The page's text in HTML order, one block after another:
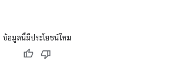
ข้อมูลนี้มีประโยชน์ไหม